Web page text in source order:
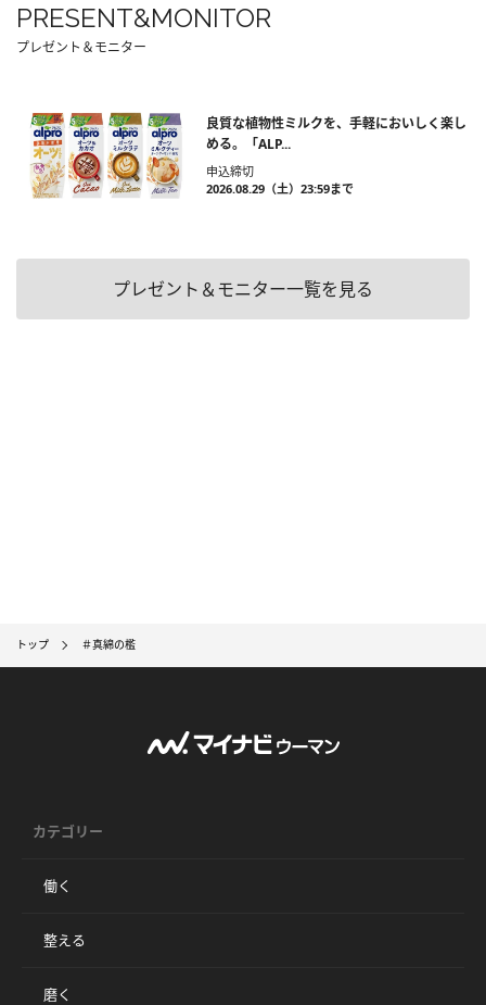
PRESENT&MONITOR
プレゼント＆モニター
良質な植物性ミルクを、手軽においしく楽し
める。「ALP...
申込締切
2026.08.29（土）23:59まで
プレゼント＆モニター一覧を見る
トップ ＃真綿の檻
カテゴリー
働く
整える
磨く